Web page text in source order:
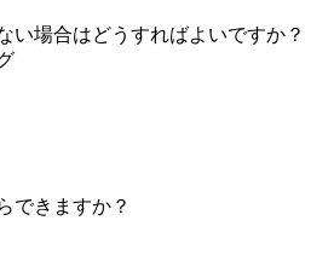
い場合はどうすればよいですか？
できますか？